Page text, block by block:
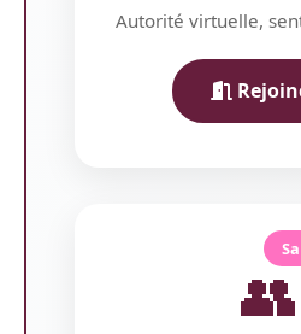
Autorité virtuelle,
👥